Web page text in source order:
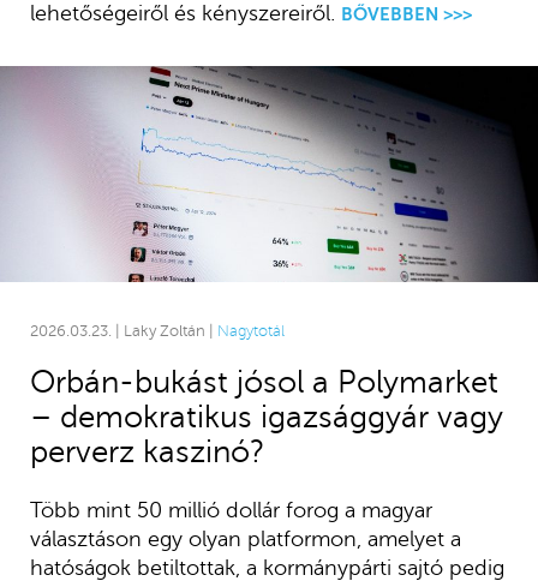
lehetőségeiről és kényszereiről. BŐVEBBEN >>>
2026.03.23. | Laky Zoltán | Nagytotál
Orbán-bukást jósol a Polymarket
– demokratikus igazsággyár vagy
perverz kaszinó?
Több mint 50 millió dollár forog a magyar
választáson egy olyan platformon, amelyet a
hatóságok betiltottak, a kormánypárti sajtó pedig